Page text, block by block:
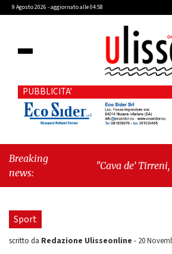
9 Agosto 2026 - aggiornato alle 04:58
PUBBLICITA'
Breaking
news:
"Cava de’ Tirreni, la
Sport
scritto da Redazione Ulisseonline - 20